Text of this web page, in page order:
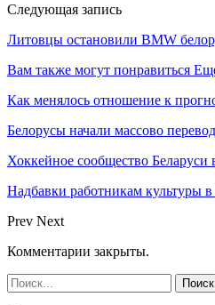
Следующая запись
Литовцы остановили BMW
Вам также могут понравиться
Как менялось отношение к
Белорусы начали массово
Хоккейное сообщество
Надбавки работникам культуры
Prev Next
Комментарии закрыты.